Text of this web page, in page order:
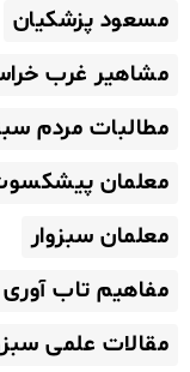
مسعود پزشکیان
مشاهیر غرب
مطالبات مردم
معلمان
معلمان سبزوار
مفاهیم تاب آوری
مقالات علمی